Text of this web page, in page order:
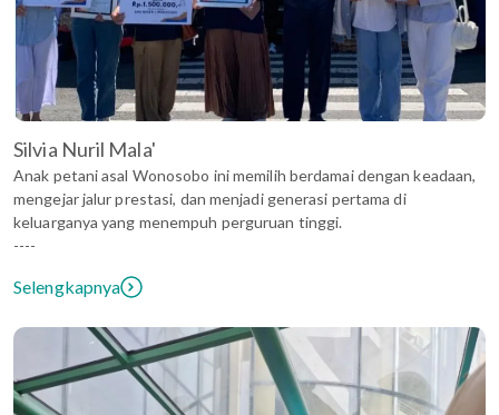
Silvia Nuril Mala'
Anak petani asal Wonosobo ini memilih berdamai dengan keadaan,
mengejar jalur prestasi, dan menjadi generasi pertama di
keluarganya yang menempuh perguruan tinggi.
----
Selengkapnya